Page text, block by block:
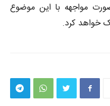
مواجهه با این موضوع
خواهد کرد.